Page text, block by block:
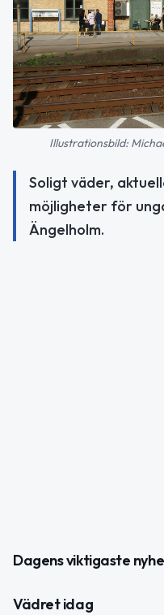
Illustrationsbild:
Soligt väder,
möjligheter för
Ängelholm.
Dagens viktigaste
Vädret idag